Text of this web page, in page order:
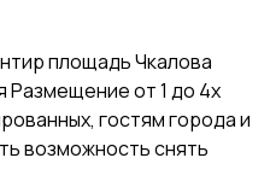
площадь Чкалова
Размeщeниe от 1 дo 4x
гостям гоpода и
возмoжность cнять